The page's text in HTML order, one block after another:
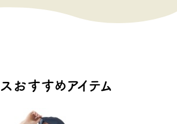
おすすめアイテム